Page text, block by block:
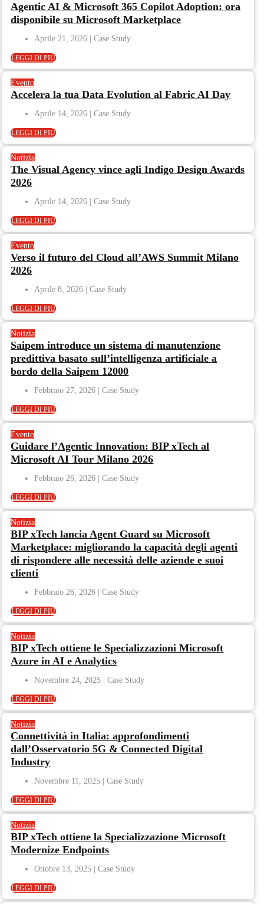
Agentic AI & Microsoft 365 Copilot Adoption: ora
disponibile su Microsoft Marketplace
Aprile 21, 2026
LEGGI DI PIÙ
Evento
Accelera la tua Data Evolution al Fabric AI Day
Aprile 14, 2026
LEGGI DI PIÙ
Notizia
The Visual Agency vince agli Indigo Design Awards
2026
Aprile 14, 2026
LEGGI DI PIÙ
Evento
Verso il futuro del Cloud all’AWS Summit Milano
2026
Aprile 8, 2026
LEGGI DI PIÙ
Notizia
Saipem introduce un sistema di manutenzione
predittiva basato sull’intelligenza artificiale a
bordo della Saipem 12000
Febbraio 27, 2026
LEGGI DI PIÙ
Evento
Guidare l’Agentic Innovation: BIP xTech al
Microsoft AI Tour Milano 2026
Febbraio 26, 2026
LEGGI DI PIÙ
Notizia
BIP xTech lancia Agent Guard su Microsoft
Marketplace: migliorando la capacità degli agenti
di rispondere alle necessità delle aziende e suoi
clienti
Febbraio 26, 2026
LEGGI DI PIÙ
Notizia
BIP xTech ottiene le Specializzazioni Microsoft
Azure in AI e Analytics
Novembre 24, 2025
LEGGI DI PIÙ
Notizia
Connettività in Italia: approfondimenti
dall’Osservatorio 5G & Connected Digital
Industry
Novembre 11, 2025
LEGGI DI PIÙ
Notizia
BIP xTech ottiene la Specializzazione Microsoft
Modernize Endpoints
Ottobre 13, 2025
LEGGI DI PIÙ